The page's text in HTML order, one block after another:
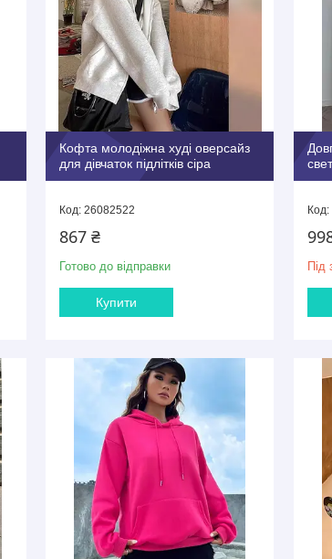
Кофта молодіжна худі оверсайз
для дівчаток підлітків сіра
26082522
867 ₴
Готово до відправки
Купити
Під